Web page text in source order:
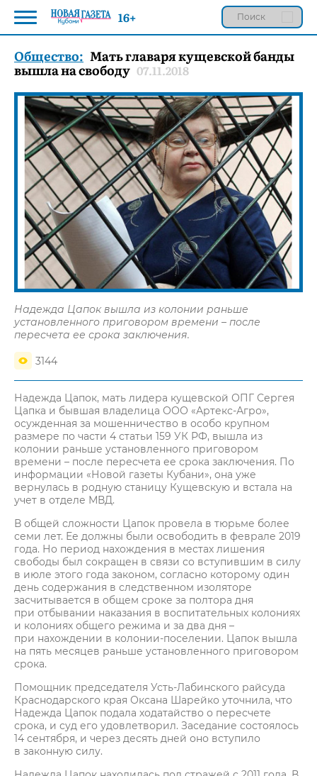
Общество: Мать главаря кущевской банды
вышла на свободу 07.11.2018
Надежда Цапок вышла из колонии раньше
установленного приговором времени – после
пересчета ее срока заключения.
3144
Надежда Цапок, мать лидера кущевской ОПГ Сергея
Цапка и бывшая владелица ООО «Артекс-Агро»,
осужденная за мошенничество в особо крупном
размере по части 4 статьи 159 УК РФ, вышла из
колонии раньше установленного приговором
времени – после пересчета ее срока заключения. По
информации «Новой газеты Кубани», она уже
вернулась в родную станицу Кущевскую и встала на
учет в отделе МВД.
В общей сложности Цапок провела в тюрьме более
семи лет. Ее должны были освободить в феврале 2019
года. Но период нахождения в местах лишения
свободы был сокращен в связи со вступившим в силу
в июле этого года законом, согласно которому один
день содержания в следственном изоляторе
засчитывается в общем сроке за полтора дня
при отбывании наказания в воспитательных колониях
и колониях общего режима и за два дня –
при нахождении в колонии-поселении. Цапок вышла
на пять месяцев раньше установленного приговором
срока.
Помощник председателя Усть-Лабинского райсуда
Краснодарского края Оксана Шарейко уточнила, что
Надежда Цапок подала ходатайство о пересчете
срока, и суд его удовлетворил. Заседание состоялось
14 сентября, и через десять дней оно вступило
в законную силу.
16+